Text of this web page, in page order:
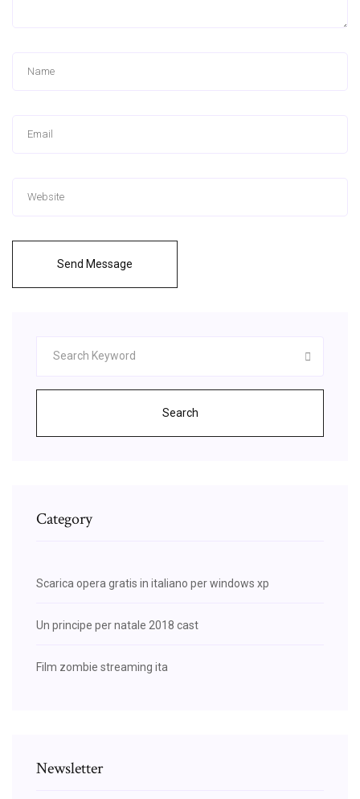
Send Message
Search
Category
Scarica opera gratis in italiano per windows xp
Un principe per natale 2018 cast
Film zombie streaming ita
Newsletter